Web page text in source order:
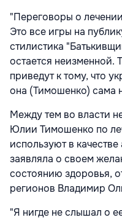
"Переговоры о
Это все игры на
стилистика
остается неизменной.
приведут к тому, что
она (Тимошенко) сама
Между тем во власти
Юлии Тимошенко по
используют в
заявляла о своем
состоянию здоровья,
регионов Владимир
"Я нигде не слышал о